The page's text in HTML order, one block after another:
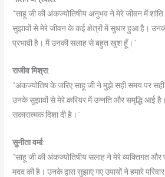
“साहू जी की अंकज्योतिषीय अनुभव ने मेरे जीवन में
सुझावों से मेरे जीवन के कई क्षेत्रों में सुधार हुआ है।
प्रभावी है। मैं उनकी सलाह से बहुत खुश हूँ।”
राजीव मिश्रा:
“अंकज्योतिष के जरिए साहू जी ने मुझे सही समय पर
उनके सुझावों से मेरे करियर में उन्नति और समृद्धि आई
सकारात्मक दिशा दी है।”
सुनीता वर्मा:
“साहू जी की अंकज्योतिषीय सलाह ने मेरे व्यक्तिगत और
मदद की है। उनके द्वारा सुझाए गए उपायों ने हमारे